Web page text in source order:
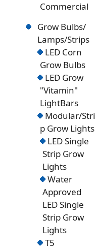
Commercial
Grow Bulbs/
Lamps/Strips
LED Corn
Grow Bulbs
LED Grow
"Vitamin"
LightBars
Modular/Stri
p Grow Lights
LED Single
Strip Grow
Lights
Water
Approved
LED Single
Strip Grow
Lights
T5